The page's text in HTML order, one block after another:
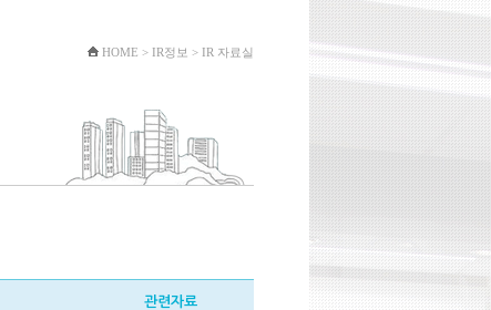
HOME > IR정보 > IR 자료실
관련자료